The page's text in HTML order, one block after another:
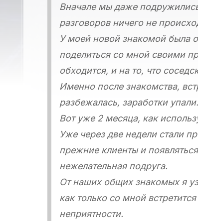
Вначале мы даже
разговоров ничего не
У моей новой знакомой была
поделиться со мной своими
обходится, и на то, что
Именно после знакомства,
разбежалась, заработки упали.
Вот уже 2 месяца, как
Уже через две недели стали
прежние клиенты и
нежелательная подруга.
От наших общих знакомых я
как только со мной
неприятности.